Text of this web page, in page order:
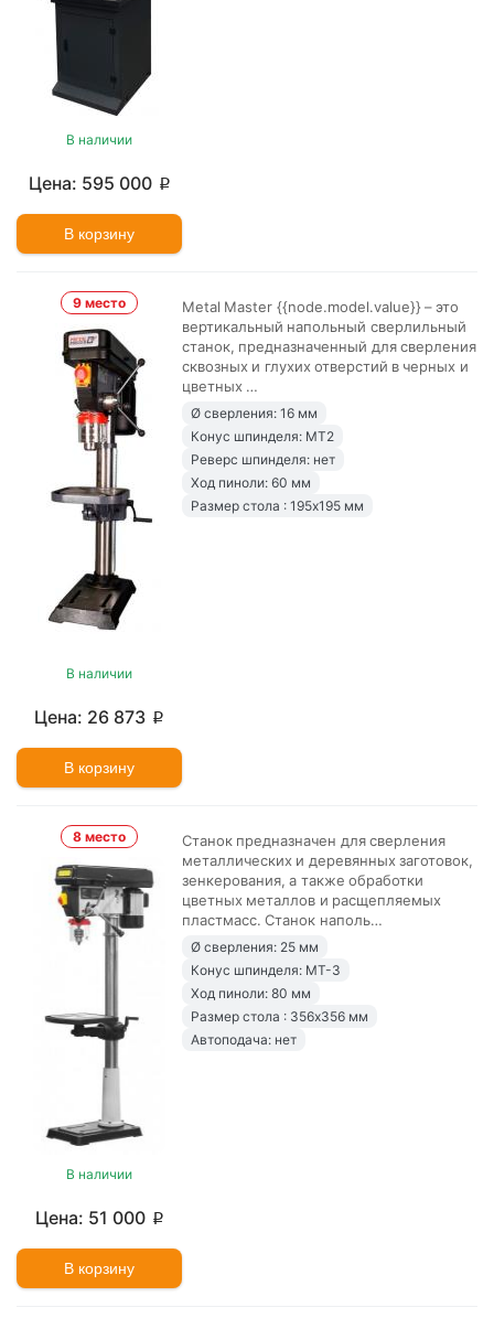
В наличии
595 000 p
В корзину
9 место
В наличии
26 873 p
В корзину
Metal Master {{node.model.value}} – это
вертикальный напольный сверлильный
станок, предназначенный для сверления
сквозных и глухих отверстий в черных и
цветных …
Ø сверления: 16 мм
Конус шпинделя: MT2
Реверс шпинделя: нет
Ход пиноли: 60 мм
Размер стола : 195x195 мм
8 место
В наличии
51 000 p
В корзину
Станок предназначен для сверления
металлических и деревянных заготовок,
зенкерования, а также обработки
цветных металлов и расщепляемых
пластмасс. Станок наполь…
Ø сверления: 25 мм
Конус шпинделя: MT-3
Ход пиноли: 80 мм
Размер стола : 356х356 мм
Автоподача: нет